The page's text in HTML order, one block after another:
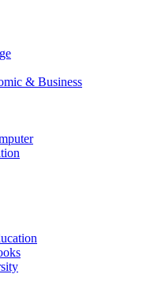
& Business